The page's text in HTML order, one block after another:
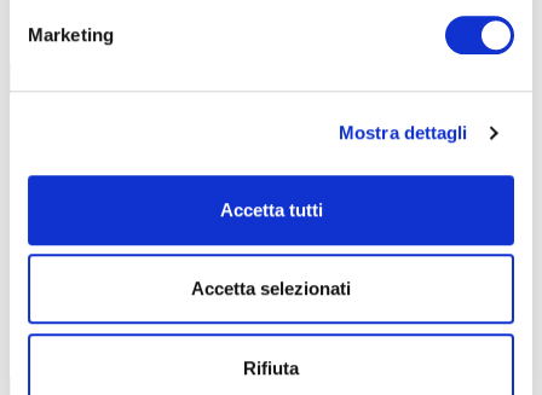
Marketing
Mostra dettagli
Accetta tutti
Accetta selezionati
Rifiuta
FORMAZIONE LAVORATORI
DETTAGLI E ISCRIZIONE
data
prezzo
01/12/2026
Clusone
DETTAGLI E ISCRIZIONE